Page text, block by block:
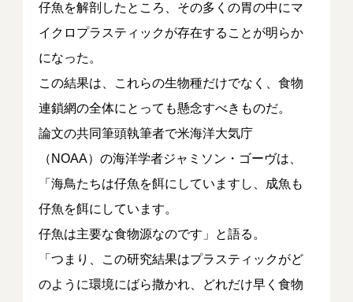
仔魚を解剖したところ、その多くの胃の中にマ
イクロプラスティックが存在することが明らか
になった。
この結果は、これらの生物種だけでなく、食物
連鎖網の全体にとっても懸念すべきものだ。
論文の共同筆頭執筆者で米海洋大気庁
（NOAA）の海洋学者ジャミソン・ゴーヴは、
「海鳥たちは仔魚を餌にしていますし、成魚も
仔魚を餌にしています。
仔魚は主要な食物源なのです」と語る。
「つまり、この研究結果はプラスティックがど
のように環境にばら撒かれ、どれだけ早く食物